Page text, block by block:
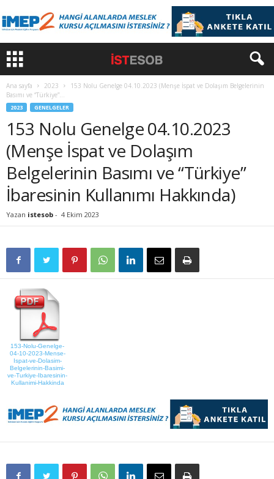
Ana sayfa 2023
153 Nolu Genelge 04.10.2023 (Menşe İspat ve Dolaşım Belgelerinin
Basımı ve “Türkiye”...
2023 GENELGELER
153 Nolu Genelge 04.10.2023
(Menşe İspat ve Dolaşım
Belgelerinin Basımı ve “Türkiye”
İbaresinin Kullanımı Hakkında)
Yazan istesob - 4 Ekim 2023
153-Nolu-Genelge-
04-10-2023-Mense-
Ispat-ve-Dolasim-
Belgelerinin-Basimi-
ve-Turkiye-Ibaresinin-
Kullanimi-Hakkinda